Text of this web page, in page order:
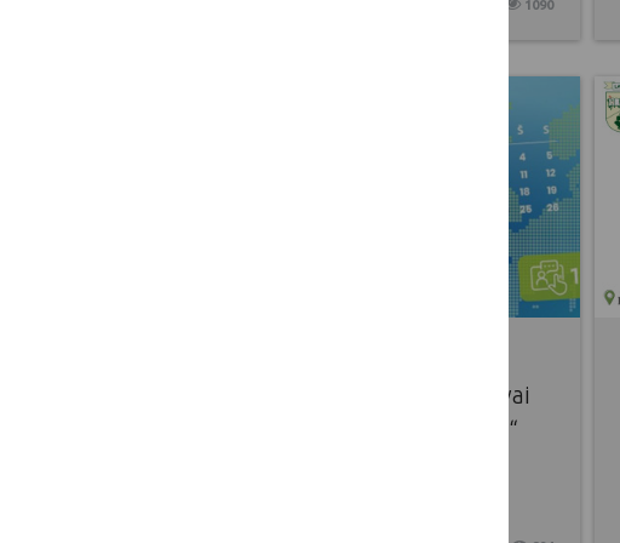
1090
Nacionaliniai kontaktiniai atstovai
organizuoja „Europos horizonto“